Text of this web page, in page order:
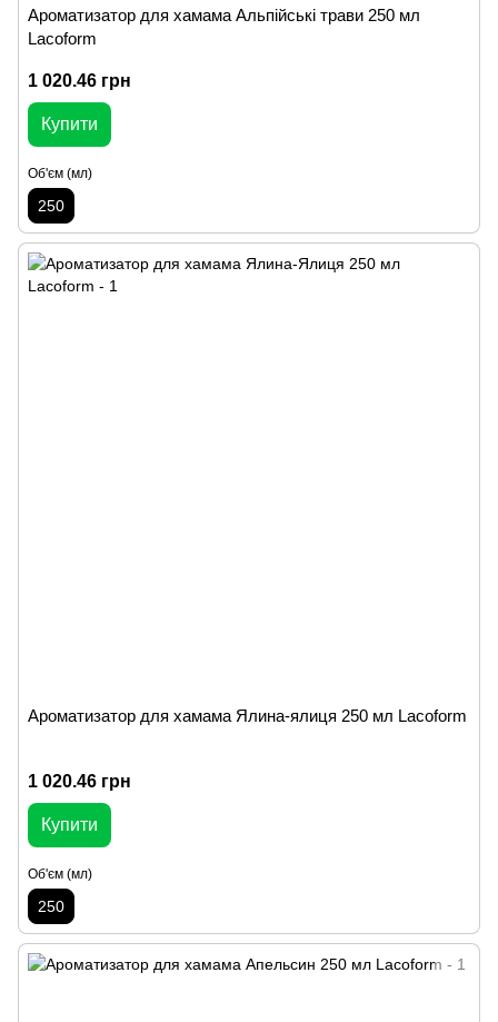
Ароматизатор для хамама Альпійські трави 250 мл
Lacoform
1 020.46 грн
Купити
Об'єм (мл)
250
Ароматизатор для хамама Ялина-ялиця 250 мл Lacoform
1 020.46 грн
Купити
Об'єм (мл)
250